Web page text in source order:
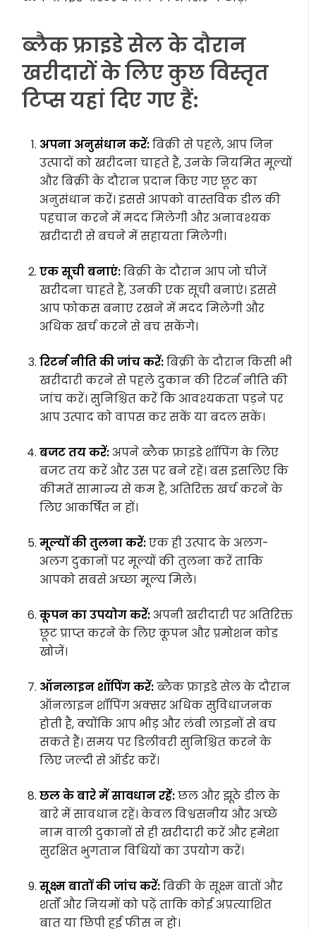
ब्लैक फ्राइडे सेल के दौरान
खरीदारों के लिए कुछ विस्तृत
टिप्स यहां दिए गए हैं:
अपना अनुसंधान करें:बिक्री से पहले, आप जिन
उत्पादों को खरीदना चाहते हैं, उनके नियमित मूल्यों
और बिक्री के दौरान प्रदान किए गए छूट का
अनुसंधान करें। इससे आपको वास्तविक डील की
पहचान करने में मदद मिलेगी और अनावश्यक
खरीदारी से बचने में सहायता मिलेगी।
एक सूची बनाएं:बिक्री के दौरान आप जो चीजें
खरीदना चाहते हैं, उनकी एक सूची बनाएं। इससे
आप फोकस बनाए रखने में मदद मिलेगी और
अधिक खर्च करने से बच सकेंगे।
रिटर्न नीति की जांच करें:बिक्री के दौरान किसी भी
खरीदारी करने से पहले दुकान की रिटर्न नीति की
जांच करें। सुनिश्चित करें कि आवश्यकता पड़ने पर
आप उत्पाद को वापस कर सकें या बदल सकें।
बजट तय करें:अपने ब्लैक फ्राइडे शॉपिंग के लिए
बजट तय करें और उस पर बने रहें। बस इसलिए कि
कीमतें सामान्य से कम हैं, अतिरिक्त खर्च करने के
लिए आकर्षित न हों।
मूल्यों की तुलना करें:एक ही उत्पाद के अलग-
अलग दुकानों पर मूल्यों की तुलना करें ताकि
आपको सबसे अच्छा मूल्य मिले।
कूपन का उपयोग करें:अपनी खरीदारी पर अतिरिक्त
छूट प्राप्त करने के लिए कूपन और प्रमोशन कोड
खोजें।
ऑनलाइन शॉपिंग करें:ब्लैक फ्राइडे सेल के दौरान
ऑनलाइन शॉपिंग अक्सर अधिक सुविधाजनक
होती है, क्योंकि आप भीड़ और लंबी लाइनों से बच
सकते हैं। समय पर डिलीवरी सुनिश्चित करने के
लिए जल्दी से ऑर्डर करें।
छल के बारे में सावधान रहें:छल और झूठे डील के
बारे में सावधान रहें। केवल विश्वसनीय और अच्छे
नाम वाली दुकानों से ही खरीदारी करें और हमेशा
सुरक्षित भुगतान विधियों का उपयोग करें।
सूक्ष्म बातों की जांच करें:बिक्री के सूक्ष्म बातों और
शर्तों और नियमों को पढ़ें ताकि कोई अप्रत्याशित
बात या छिपी हुई फीस न हो।